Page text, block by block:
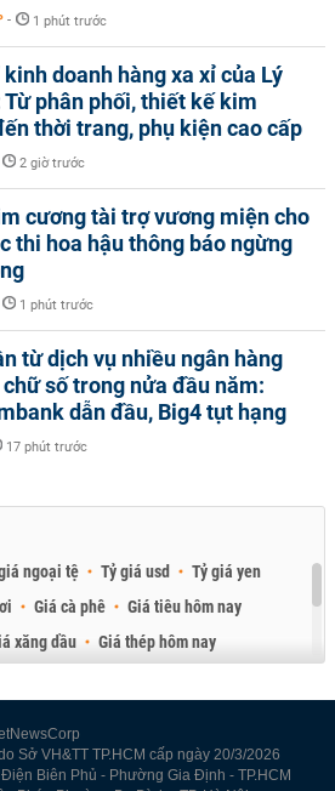
- 1 phút trước
kinh doanh hàng xa xỉ của Lý
Từ phân phối, thiết kế kim
thời trang, phụ kiện cao cấp
2 giờ trước
cương tài trợ vương miện cho
thi hoa hậu thông báo ngừng
1 phút trước
từ dịch vụ nhiều ngân hàng
số trong nửa đầu năm:
dẫn đầu, Big4 tụt hạng
17 phút trước
ngoại tệ Tỷ giá usd
Tỷ giá yen
Giá cà phê
Giá tiêu hôm nay
xăng dầu
Giá thép hôm nay
Sở VH&TT TP.HCM cấp ngày 20/3/2026
Biên Phủ - Phường Gia Định - TP.HCM